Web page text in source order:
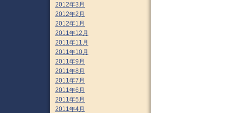
2012年3月
2012年2月
2012年1月
2011年12月
2011年11月
2011年10月
2011年9月
2011年8月
2011年7月
2011年6月
2011年5月
2011年4月